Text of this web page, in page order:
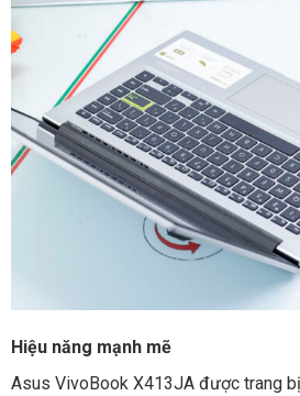
Hiệu năng mạnh mẽ
Asus VivoBook X413JA được trang